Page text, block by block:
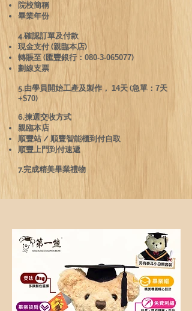
院校簡稱
畢業年份
4.確認訂單及付款
現金支付 (親臨本店)
轉賬至 (匯豐銀行： 080-3-065077)​
劃線支票
5.由學員開始工產及製作， 14天 (急單： 7天
+$70)
6.揀選交收方式
親臨本店
順豐站 / 順豐智能櫃到付自取
​順豐上門到付速遞
7.完成精美畢業禮物